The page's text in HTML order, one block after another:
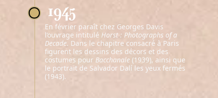
1945
En février paraît chez Georges Davis
l’ouvrage intitulé Horst : Photographs of a
Decade. Dans le chapitre consacré à Paris
figurent les dessins des décors et des
costumes pour Bacchanale(1939), ainsi que
le portrait de Salvador Dalí les yeux fermés
(1943).